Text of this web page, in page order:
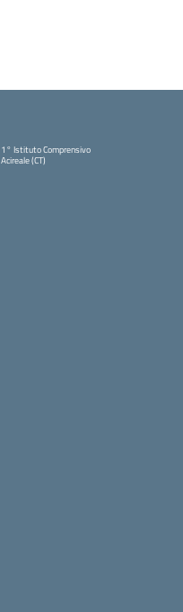
1° Istituto Comprensivo
Acireale (CT)